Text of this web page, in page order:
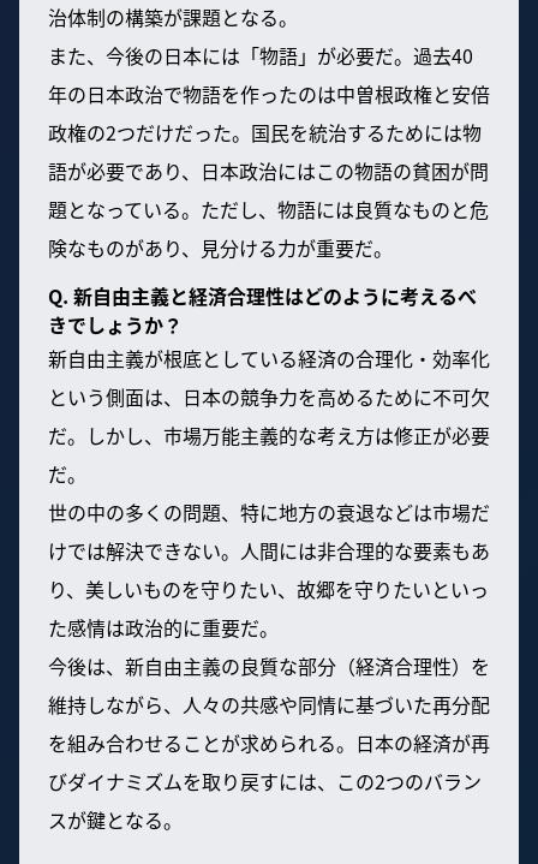
治体制の構築が課題となる。
また、今後の日本には「物語」が必要だ。過去40
年の日本政治で物語を作ったのは中曽根政権と安倍
政権の2つだけだった。国民を統治するためには物
語が必要であり、日本政治にはこの物語の貧困が問
題となっている。ただし、物語には良質なものと危
険なものがあり、見分ける力が重要だ。
Q. 新自由主義と経済合理性はどのように考えるべ
きでしょうか？
新自由主義が根底としている経済の合理化・効率化
という側面は、日本の競争力を高めるために不可欠
だ。しかし、市場万能主義的な考え方は修正が必要
だ。
世の中の多くの問題、特に地方の衰退などは市場だ
けでは解決できない。人間には非合理的な要素もあ
り、美しいものを守りたい、故郷を守りたいといっ
た感情は政治的に重要だ。
今後は、新自由主義の良質な部分（経済合理性）を
維持しながら、人々の共感や同情に基づいた再分配
を組み合わせることが求められる。日本の経済が再
びダイナミズムを取り戻すには、この2つのバラン
スが鍵となる。